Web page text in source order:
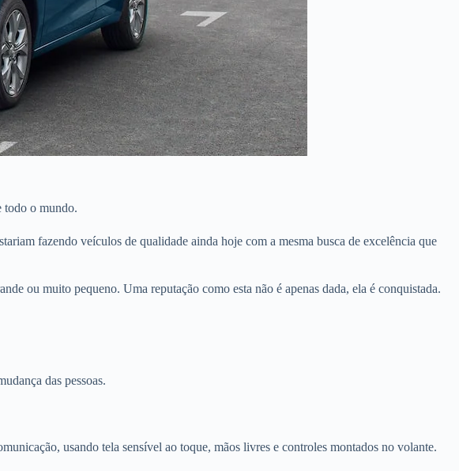
todo o mundo.
fazendo veículos de qualidade ainda hoje com a mesma busca de excelência que
ou muito pequeno. Uma reputação como esta não é apenas dada, ela é conquistada.
das pessoas.
usando tela sensível ao toque, mãos livres e controles montados no volante.